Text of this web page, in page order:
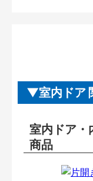
室内ドア
室内ドア・
商品